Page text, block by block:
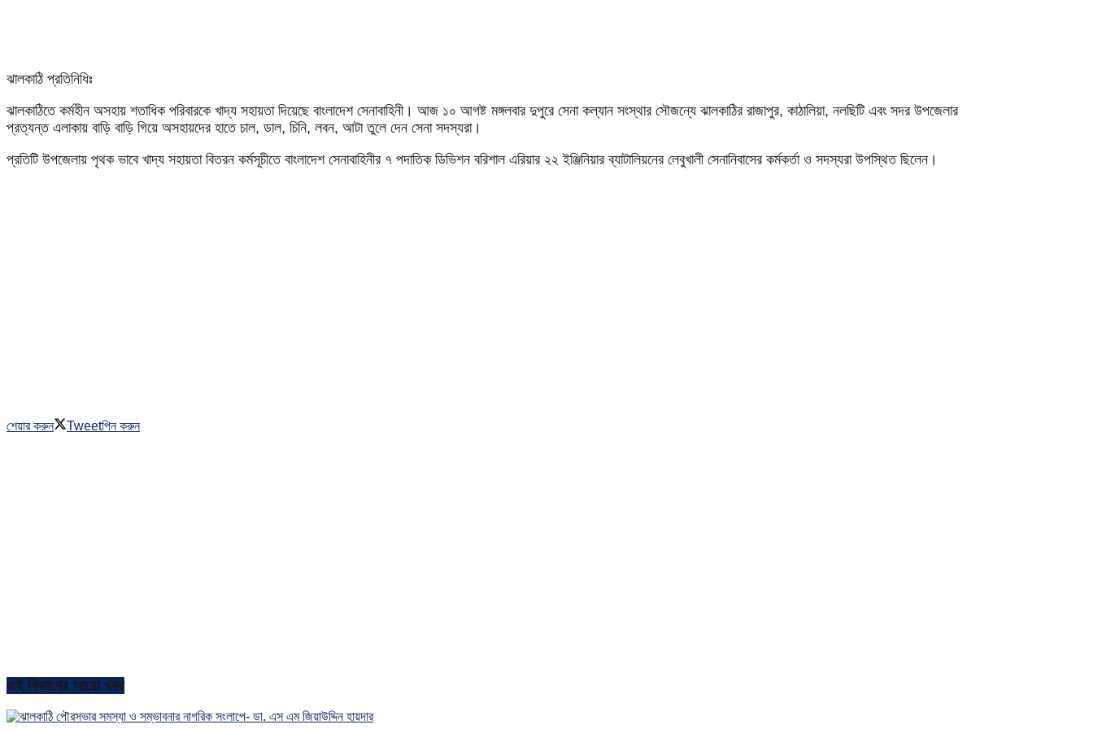
ঝালকাঠি প্রতিনিধিঃ
ঝালকাঠিতে কর্মহীন অসহায় শতাধিক পরিবারকে খাদ্য সহায়তা দিয়েছে বাংলাদেশ সেনাবাহিনী। আজ ১০ আগষ্ট মঙ্গলবার দুপুরে সেনা কল্যান সংস্থার সৌজন্যে ঝালকাঠির রাজাপুর, কাঠালিয়া, নলছিটি এবং সদর উপজেলার
প্রত্যন্ত এলাকায় বাড়ি বাড়ি গিয়ে অসহায়দের হাতে চাল, ডাল, চিনি, লবন, আটা তুলে দেন সেনা সদস্যরা।
প্রতিটি উপজেলায় পৃথক ভাবে খাদ্য সহায়তা বিতরন কর্মসূচীতে বাংলাদেশ সেনাবাহিনীর ৭ পদাতিক ডিভিশন বরিশাল এরিয়ার ২২ ইঞ্জিনিয়ার ব্যাটালিয়নের লেবুখালী সেনানিবাসের কর্মকর্তা ও সদস্যরা উপস্থিত ছিলেন।
শেয়ার করুন Tweetপিন করুন
এই বিভাগের আরো খবর